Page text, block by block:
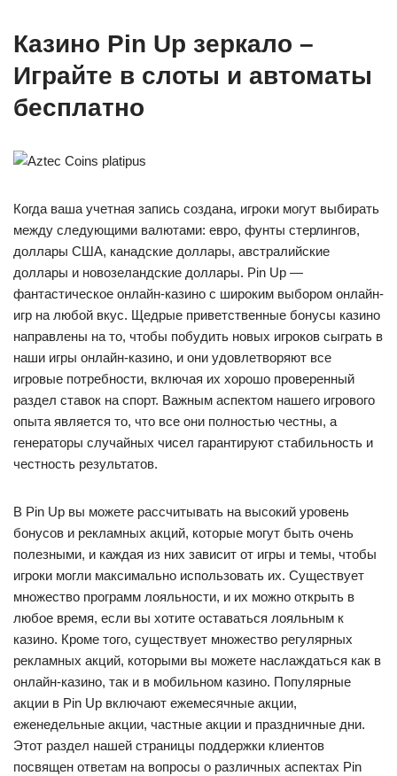
Казино Pin Up зеркало –
Играйте в слоты и автоматы
бесплатно
Когда ваша учетная запись создана, игроки могут выбирать
между следующими валютами: евро, фунты стерлингов,
доллары США, канадские доллары, австралийские
доллары и новозеландские доллары. Pin Up —
фантастическое онлайн-казино с широким выбором онлайн-
игр на любой вкус. Щедрые приветственные бонусы казино
направлены на то, чтобы побудить новых игроков сыграть в
наши игры онлайн-казино, и они удовлетворяют все
игровые потребности, включая их хорошо проверенный
раздел ставок на спорт. Важным аспектом нашего игрового
опыта является то, что все они полностью честны, а
генераторы случайных чисел гарантируют стабильность и
честность результатов.
В Pin Up вы можете рассчитывать на высокий уровень
бонусов и рекламных акций, которые могут быть очень
полезными, и каждая из них зависит от игры и темы, чтобы
игроки могли максимально использовать их. Существует
множество программ лояльности, и их можно открыть в
любое время, если вы хотите оставаться лояльным к
казино. Кроме того, существует множество регулярных
рекламных акций, которыми вы можете наслаждаться как в
онлайн-казино, так и в мобильном казино. Популярные
акции в Pin Up включают ежемесячные акции,
еженедельные акции, частные акции и праздничные дни.
Этот раздел нашей страницы поддержки клиентов
посвящен ответам на вопросы о различных аспектах Pin